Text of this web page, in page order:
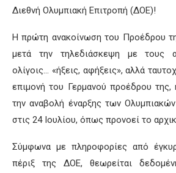
Διεθνή Ολυμπιακή Επιτροπή (ΔΟΕ)!
Η πρώτη ανακοίνωση του Προέδρου
μετά την τηλεδιάσκεψη με τους
ολίγοις… «ήξεις, αφήξεις», αλλά
επιμονή του Γερμανού προέδρου της,
την αναβολή έναρξης των
στις 24 Ιουλίου, όπως προνοεί το
Σύμφωνα με πληροφορίες από
πέριξ της ΔΟΕ, θεωρείται